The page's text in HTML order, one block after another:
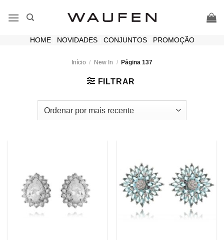
HOME| NOVIDADES| CONJUNTOS| PROMOÇÃO
Início / New In / Página 137
FILTRAR